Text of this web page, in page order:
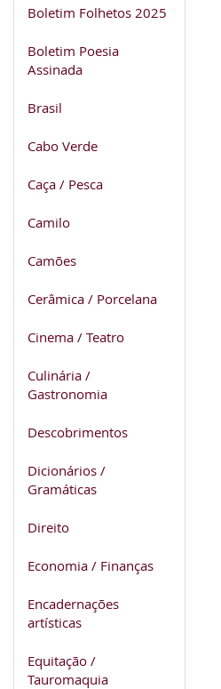
Boletim Folhetos 2025
Boletim Poesia
Assinada
Brasil
Cabo Verde
Caça / Pesca
Camilo
Camões
Cerâmica / Porcelana
Cinema / Teatro
Culinária /
Gastronomia
Descobrimentos
Dicionários /
Gramáticas
Direito
Economia / Finanças
Encadernações
artísticas
Equitação /
Tauromaquia